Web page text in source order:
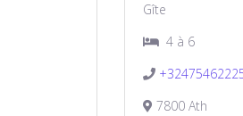
Gîte
4 à 6
7800 Ath